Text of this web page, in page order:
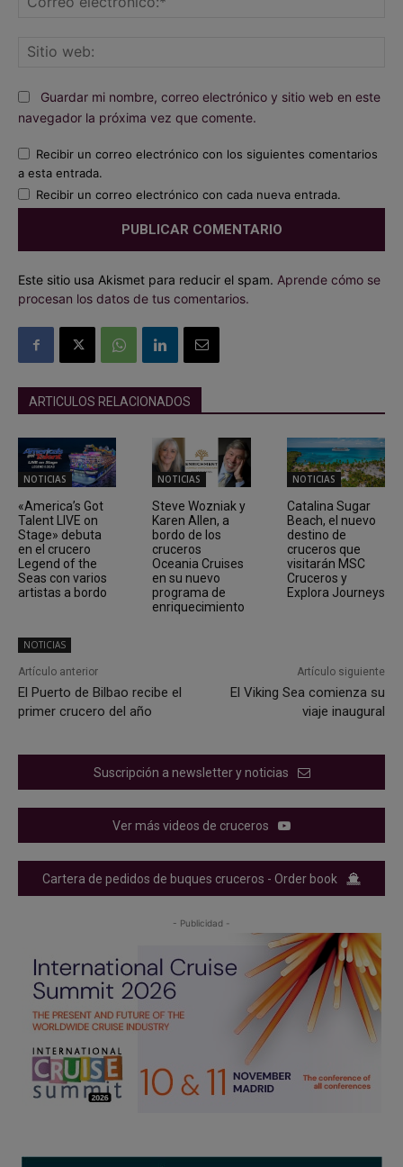
Guardar mi nombre, correo electrónico y sitio web en este
navegador la próxima vez que comente.
Recibir un correo electrónico con los siguientes comentarios
a esta entrada.
Recibir un correo electrónico con cada nueva entrada.
Este sitio usa Akismet para reducir el spam. Aprende cómo se
procesan los datos de tus comentarios.
ARTICULOS RELACIONADOS
NOTICIAS
«America’s Got
Talent LIVE on
Stage» debuta
en el crucero
Legend of the
Seas con varios
artistas a bordo
NOTICIAS
Steve Wozniak y
Karen Allen, a
bordo de los
cruceros
Oceania Cruises
en su nuevo
programa de
enriquecimiento
NOTICIAS
Catalina Sugar
Beach, el nuevo
destino de
cruceros que
visitarán MSC
Cruceros y
Explora Journeys
NOTICIAS
Artículo anterior
El Puerto de Bilbao recibe el
primer crucero del año
Artículo siguiente
El Viking Sea comienza su
viaje inaugural
Suscripción a newsletter y noticias
Ver más videos de cruceros
Cartera de pedidos de buques cruceros - Order book
- Publicidad -